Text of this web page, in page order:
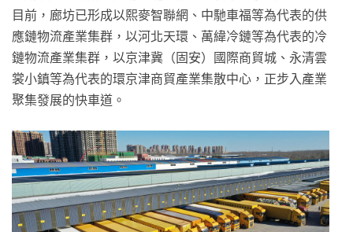
目前，廊坊已形成以熙麥智聯網、中馳車福等為代表的供
應鏈物流產業集群，以河北天環、萬緯冷鏈等為代表的冷
鏈物流產業集群，以京津冀（固安）國際商貿城、永清雲
裳小鎮等為代表的環京津商貿產業集散中心，正步入產業
聚集發展的快車道。